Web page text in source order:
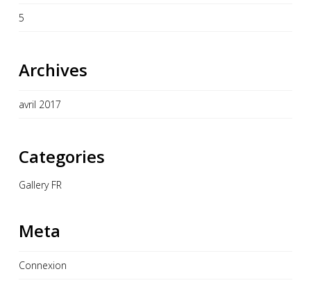
5
Archives
avril 2017
Categories
Gallery FR
Meta
Connexion